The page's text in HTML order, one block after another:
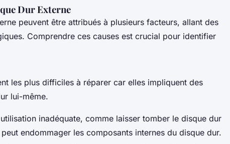
Dur Externe
peuvent être attribués à plusieurs facteurs, allant des
Comprendre ces causes est crucial pour identifier
les plus difficiles à réparer car elles impliquent des
lui-même.
inadéquate, comme laisser tomber le disque dur
endommager les composants internes du disque dur.